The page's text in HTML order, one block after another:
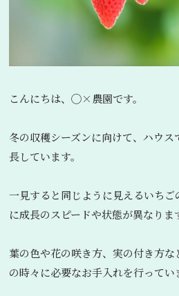
こんにちは、◯×農園です。
冬の収穫シーズンに向けて、ハウ
長しています。
一見すると同じように見えるいち
に成長のスピードや状態が異なりま
葉の色や花の咲き方、実の付き方
の時々に必要なお手入れを行ってい